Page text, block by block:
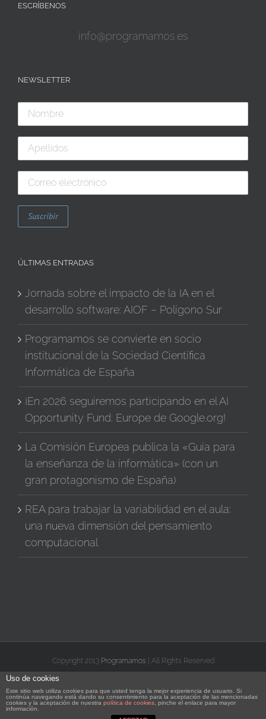
ESCRÍBENOS
info@programamos.es
NEWSLETTER
ÚLTIMAS ENTRADAS
Jornada sobre el impacto de la IA en el
desarrollo software: AIOF – Polígono Sur
Programamos se convierte en socio
institucional de la Sociedad Científica
Informática de España
¡En 2026 seguiremos participando en el AI
Opportunity Fund: Europe de Google.org!
La Comisión Europea publica la «Guía para
la enseñanza de la informática» (con un
gran protagonismo de España)
REA para trabajar la variabilidad en el aula:
una nueva dimensión del pensamiento
computacional
Copyright 2013 Programamos | All Rights Reserved
electrónico
Uso de cookies
Este sitio web utiliza cookies para que usted tenga la mejor experiencia de usuario. Si
continúa navegando está dando su consentimiento para la aceptación de las mencionadas
cookies y la aceptación de nuestra política de cookies , pinche el enlace para mayor
información.